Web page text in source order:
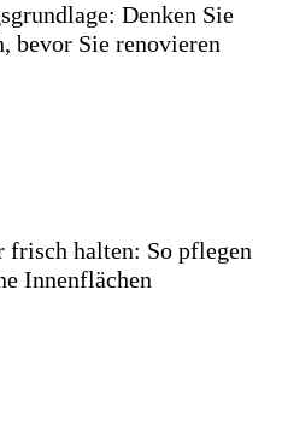
Denken Sie
bevor Sie renovieren
frisch halten: So pflegen
Innenflächen